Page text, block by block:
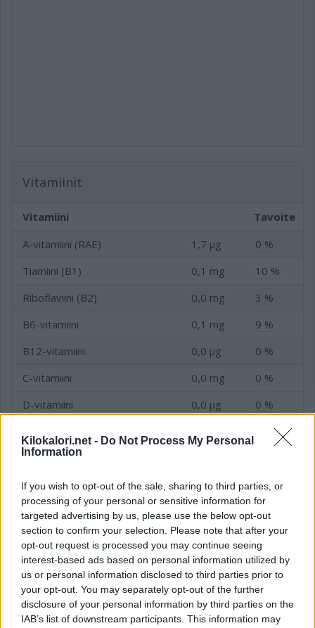
Kilokalori.net - Do Not Process My Personal
Information
If you wish to opt-out of the sale, sharing to third parties, or
processing of your personal or sensitive information for
targeted advertising by us, please use the below opt-out
section to confirm your selection. Please note that after your
opt-out request is processed you may continue seeing
interest-based ads based on personal information utilized by
us or personal information disclosed to third parties prior to
your opt-out. You may separately opt-out of the further
disclosure of your personal information by third parties on the
IAB’s list of downstream participants. This information may
Vitamiinit
Vitamiini
Tavoite
A-vitamiini (RAE)
1,7 µg
0 %
Tiamiini (B1)
0,1 mg
10 %
Riboflaviini (B2)
0,0 mg
3 %
B6-vitamiini
0,1 mg
9 %
B12-vitamiini
0,0 µg
0 %
C-vitamiini
0,0 mg
0 %
D-vitamiini
0,0 µg
0 %
Folaatti (B9-vitamiini)
Niasiini (B3-vitamiini)
0,4 mg 3 %
Kivennäis- ja hivenaineet
Kivennäis- tai hivenaine
Tavoite
Fosfori (P)
100,0 mg 17 %